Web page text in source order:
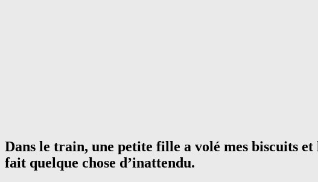
Dans le train, une petite fille a volé mes biscuits
fait quelque chose d’inattendu.